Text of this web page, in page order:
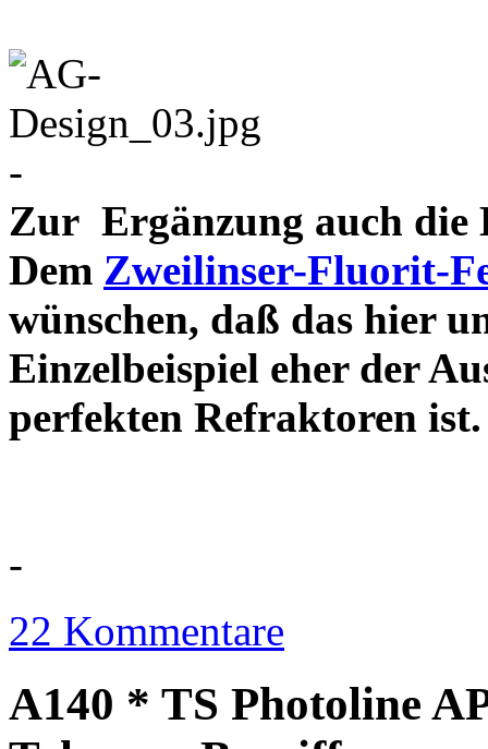
-
Zur Ergänzung auch die
Dem Zweilinser-Fluorit-
wünschen, daß das hier
Einzelbeispiel eher der
perfekten
-
22 Kommentare
A140 * TS Photoline